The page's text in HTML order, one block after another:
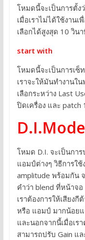
โหมดนี้จะเป็นการตั้ง
เมื่อเราไม่ได้ใช้งาน
เลือกได้สูงสุด 10 วิน
start with
โหมดนี้จะเป็นการเซ็ท
เราจะให้มันทำงานใ
เลือกระหว่าง Last
ปิดเครื่อง และ patch
D.I.Mode
โหมด D.I. จะเป็นกา
แอมป์ต่างๆ วิธีการใ
amplitude พร้อมกัน
คำว่า blend ที่หน้าจ
เราต้องการให้เสียงกี
หรือ แอมป์ มากน้อย
และนอกจากนี้เมื่อเร
สามารถปรับ Gain แ